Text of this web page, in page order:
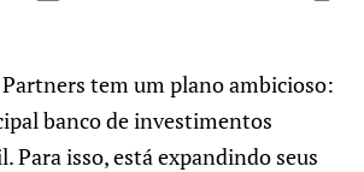
tem um plano ambicioso:
banco de investimentos
Para isso, está expandindo seus